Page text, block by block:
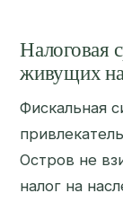
Налоговая
живущих
Фискальная
Остров не
налог на